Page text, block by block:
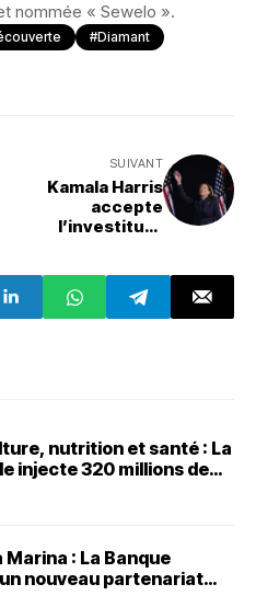
nommée « Sewelo ».
#Diamant
SUIVANT
Kamala Harris
accepte
l’investiture
à Trump : « Nous
ne reviendrons
pas en arrière »,
nutrition et santé : La
injecte 320 millions de
Marina : La Banque
nouveau partenariat